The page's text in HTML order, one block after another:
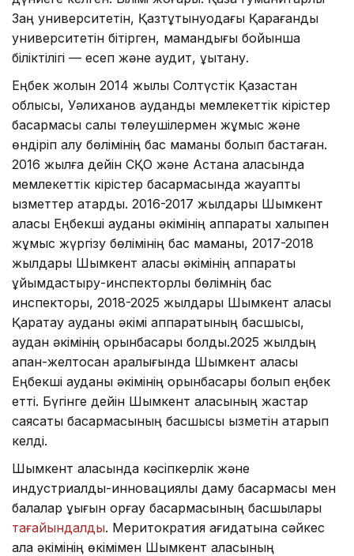
Заң университетін, Қазтұтынуодағы Қарағанды
университетін бітірген, мамандығы бойынша
біліктілігі — есеп және аудит, құқықтану.
Еңбек жолын 2014 жылы Солтүстік Қазақстан
облысы, Уәлиханов аудандық мемлекеттік кірістер
басқармасы салық төлеушілермен жұмыс және
өндіріп алу бөлімінің бас маманы болып бастаған.
2016 жылға дейін СҚО және Астана қаласында
мемлекеттік кірістер басқармасында жауапты
қызметтер атқарды. 2016-2017 жылдары Шымкент
қаласы Еңбекші ауданы әкімінің аппараты халықпен
жұмыс жүргізу бөлімінің бас маманы, 2017-2018
жылдары Шымкент қаласы әкімінің аппараты
ұйымдастыру-инспекторлық бөлімнің бас
инспекторы, 2018-2025 жылдары Шымкент қаласы
Қаратау ауданы әкімі аппаратының басшысы,
аудан әкімінің орынбасары болды.2025 жылдың
ақпан-желтоқсан аралығында Шымкент қаласы
Еңбекші ауданы әкімінің орынбасары болып еңбек
етті. Бүгінге дейін Шымкент қаласының жастар
саясаты басқармасының басшысы қызметін атқарып
келді.
Шымкент қаласында кәсіпкерлік және
индустриалды-инновациялық даму басқармасы мен
балалар құқығын қорғау басқармасының басшылары
тағайындалды. Меритократия қағидатына сәйкес
қала әкімінің өкімімен Шымкент қаласының